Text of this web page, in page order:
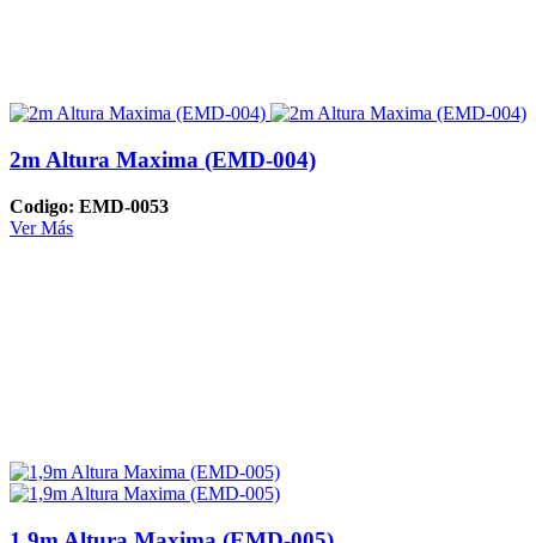
2m Altura Maxima (EMD-004)
Codigo: EMD-0053
Ver Más